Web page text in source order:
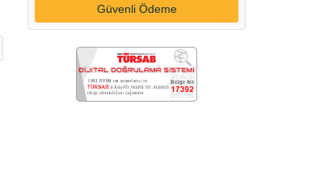
Güvenli Ödeme